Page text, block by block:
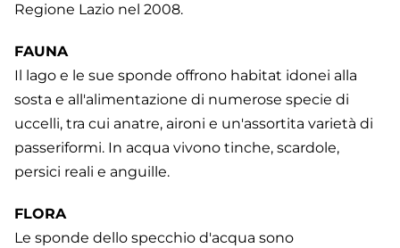
Regione Lazio nel 2008.
FAUNA
Il lago e le sue sponde offrono habitat idonei alla
sosta e all'alimentazione di numerose specie di
uccelli, tra cui anatre, aironi e un'assortita varietà di
passeriformi. In acqua vivono tinche, scardole,
persici reali e anguille.
FLORA
Le sponde dello specchio d'acqua sono